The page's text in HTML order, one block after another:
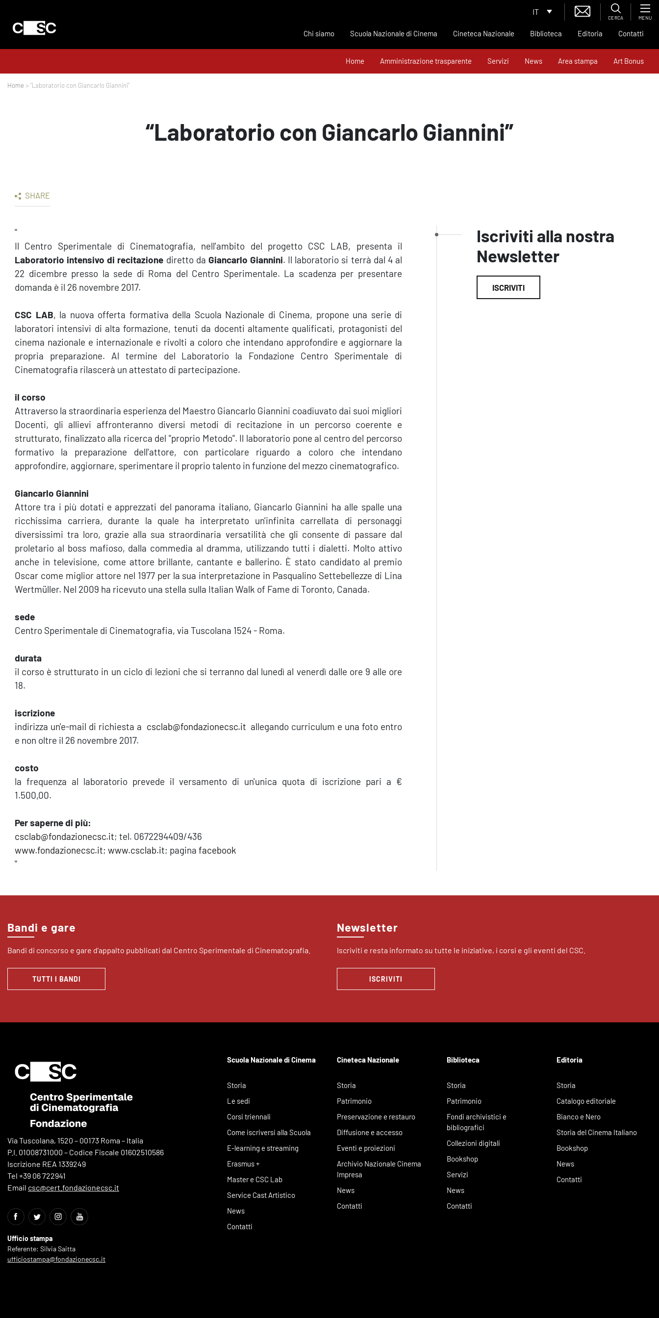
IT
CERCA MENU
Chi siamo Scuola Nazionale di Cinema Cineteca Nazionale Biblioteca Editoria Contatti
Home Amministrazione trasparente Servizi News Area stampa Art Bonus
Home > “Laboratorio con Giancarlo Giannini”
“Laboratorio con Giancarlo Giannini”
SHARE
"
Il Centro Sperimentale di Cinematografia, nell'ambito del progetto CSC LAB, presenta il
Laboratorio intensivo di recitazione diretto da Giancarlo Giannini. Il laboratorio si terrà dal 4 al
22 dicembre presso la sede di Roma del Centro Sperimentale. La scadenza per presentare
domanda è il 26 novembre 2017.
CSC LAB, la nuova offerta formativa della Scuola Nazionale di Cinema, propone una serie di
laboratori intensivi di alta formazione, tenuti da docenti altamente qualificati, protagonisti del
cinema nazionale e internazionale e rivolti a coloro che intendano approfondire e aggiornare la
propria preparazione. Al termine del Laboratorio la Fondazione Centro Sperimentale di
Cinematografia rilascerà un attestato di partecipazione.
il corso
Attraverso la straordinaria esperienza del Maestro Giancarlo Giannini coadiuvato dai suoi migliori
Docenti, gli allievi affronteranno diversi metodi di recitazione in un percorso coerente e
strutturato, finalizzato alla ricerca del "proprio Metodo". Il laboratorio pone al centro del percorso
formativo la preparazione dell'attore, con particolare riguardo a coloro che intendano
approfondire, aggiornare, sperimentare il proprio talento in funzione del mezzo cinematografico.
Giancarlo Giannini
Attore tra i più dotati e apprezzati del panorama italiano, Giancarlo Giannini ha alle spalle una
ricchissima carriera, durante la quale ha interpretato un'infinita carrellata di personaggi
diversissimi tra loro, grazie alla sua straordinaria versatilità che gli consente di passare dal
proletario al boss mafioso, dalla commedia al dramma, utilizzando tutti i dialetti. Molto attivo
anche in televisione, come attore brillante, cantante e ballerino. È stato candidato al premio
Oscar come miglior attore nel 1977 per la sua interpretazione in Pasqualino Settebellezze di Lina
Wertmüller. Nel 2009 ha ricevuto una stella sulla Italian Walk of Fame di Toronto, Canada.
sede
Centro Sperimentale di Cinematografia, via Tuscolana 1524 - Roma.
durata
il corso è strutturato in un ciclo di lezioni che si terranno dal lunedì al venerdì dalle ore 9 alle ore
18.
iscrizione
indirizza un'e-mail di richiesta a csclab@fondazionecsc.it allegando curriculum e una foto entro
e non oltre il 26 novembre 2017.
costo
la frequenza al laboratorio prevede il versamento di un'unica quota di iscrizione pari a €
1.500,00.
Per saperne di più:
csclab@fondazionecsc.it; tel. 0672294409/436
www.fondazionecsc.it; www.csclab.it; pagina facebook
"
Iscriviti alla nostra
Newsletter
ISCRIVITI
Bandi e gare
Bandi di concorso e gare d’appalto pubblicati dal Centro Sperimentale di Cinematografia.
TUTTI I BANDI
Newsletter
Iscriviti e resta informato su tutte le iniziative, i corsi e gli eventi del CSC.
ISCRIVITI
Via Tuscolana, 1520 – 00173 Roma – Italia
P.I. 01008731000 – Codice Fiscale 01602510586
Iscrizione REA 1339249
Tel +39 06 722941
Email csc@cert.fondazionecsc.it
Ufficio stampa
Referente: Silvia Saitta
ufficiostampa@fondazionecsc.it
Scuola Nazionale di Cinema
Storia
Le sedi
Corsi triennali
Come iscriversi alla Scuola
E-learning e streaming
Erasmus +
Master e CSC Lab
Service Cast Artistico
News
Contatti
Cineteca Nazionale
Storia
Patrimonio
Preservazione e restauro
Diffusione e accesso
Eventi e proiezioni
Archivio Nazionale Cinema
Impresa
News
Contatti
Biblioteca
Storia
Patrimonio
Fondi archivistici e
bibliografici
Collezioni digitali
Bookshop
Servizi
News
Contatti
Editoria
Storia
Catalogo editoriale
Bianco e Nero
Storia del Cinema Italiano
Bookshop
News
Contatti